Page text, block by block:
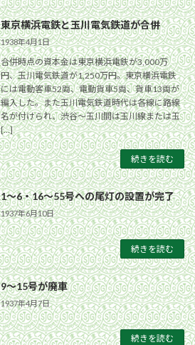
東京横浜電鉄と玉川電気鉄道が合併
1938年4月1日
合併時点の資本金は東京横浜電鉄が3,000万
円、玉川電気鉄道が1,250万円。東京横浜電鉄
には電動客車52両、電動貨車5両、貨車13両が
編入した。また玉川電気鉄道時代は各線に路線
名が付けられ、渋谷〜玉川間は玉川線または玉
[…]
続きを読む
1〜6・16〜55号への尾灯の設置が完了
1937年6月10日
続きを読む
9〜15号が廃車
1937年4月7日
続きを読む